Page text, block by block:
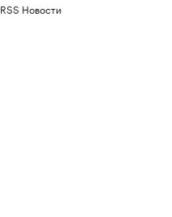
RSS Новости